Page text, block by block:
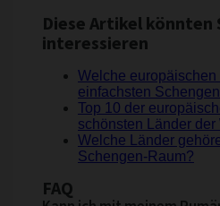
Diese Artikel könnten
interessieren
Welche
einfachsten
Top 10 der
schönsten Länder der
Welche Länder
Schengen-Raum?
FAQ